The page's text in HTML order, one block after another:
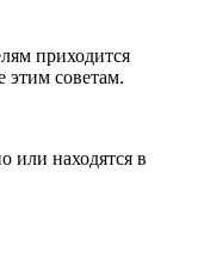
приходится
этим советам.
или находятся в